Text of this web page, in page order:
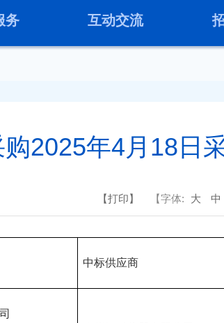
务 互动交流
2025年4月18日
【打印】 【字体: 大 中
中标供应商